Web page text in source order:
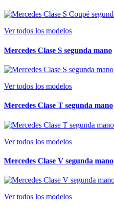
Ver todos los modelos
Mercedes Clase S segunda mano
Ver todos los modelos
Mercedes Clase T segunda mano
Ver todos los modelos
Mercedes Clase V segunda mano
Ver todos los modelos